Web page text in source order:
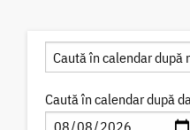
Caută în calendar după